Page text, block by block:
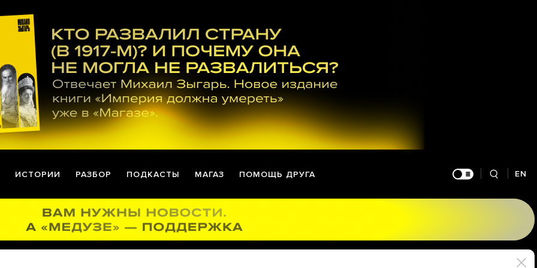
ИСТОРИИ РАЗБОР ПОДКАСТЫ МАГАЗ ПОМОЩЬ ДРУГА EN